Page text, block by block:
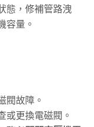
態，修補管路洩
容量。
閥故障。
或更換電磁閥。